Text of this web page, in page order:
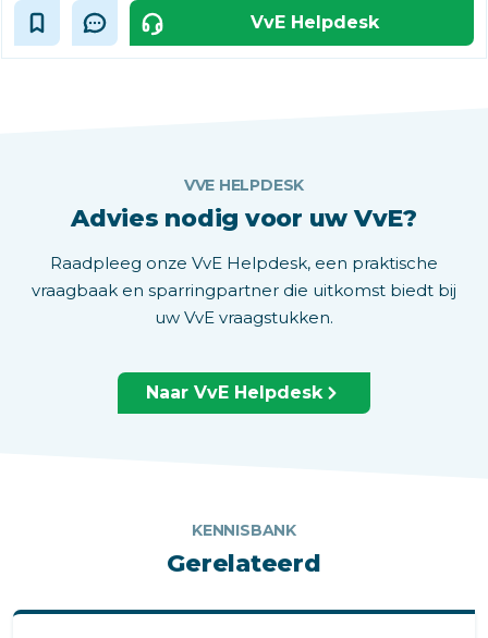
VvE Helpdesk
VVE HELPDESK
Advies nodig voor uw VvE?
Raadpleeg onze VvE Helpdesk, een praktische
vraagbaak en sparringpartner die uitkomst biedt bij
uw VvE vraagstukken.
Naar VvE Helpdesk
KENNISBANK
Gerelateerd